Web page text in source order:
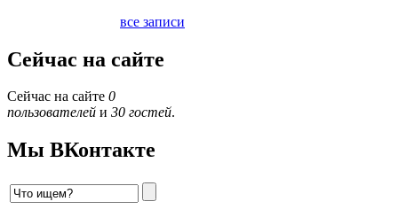
все записи
Сейчас на сайте
Сейчас на сайте 0
пользователей и 30 гостей.
Мы ВКонтакте